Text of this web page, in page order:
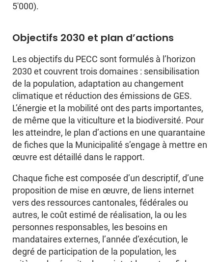
5'000).
Objectifs 2030 et plan d’actions
Les objectifs du PECC sont formulés à l’horizon
2030 et couvrent trois domaines : sensibilisation
de la population, adaptation au changement
climatique et réduction des émissions de GES.
L’énergie et la mobilité ont des parts importantes,
de même que la viticulture et la biodiversité. Pour
les atteindre, le plan d’actions en une quarantaine
de fiches que la Municipalité s’engage à mettre en
œuvre est détaillé dans le rapport.
Chaque fiche est composée d’un descriptif, d’une
proposition de mise en œuvre, de liens internet
vers des ressources cantonales, fédérales ou
autres, le coût estimé de réalisation, la ou les
personnes responsables, les besoins en
mandataires externes, l’année d’exécution, le
degré de participation de la population, les